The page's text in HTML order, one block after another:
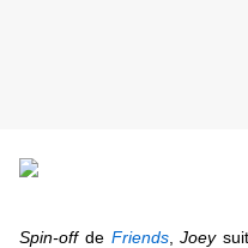
Spin-offde Friends,Joeysuit